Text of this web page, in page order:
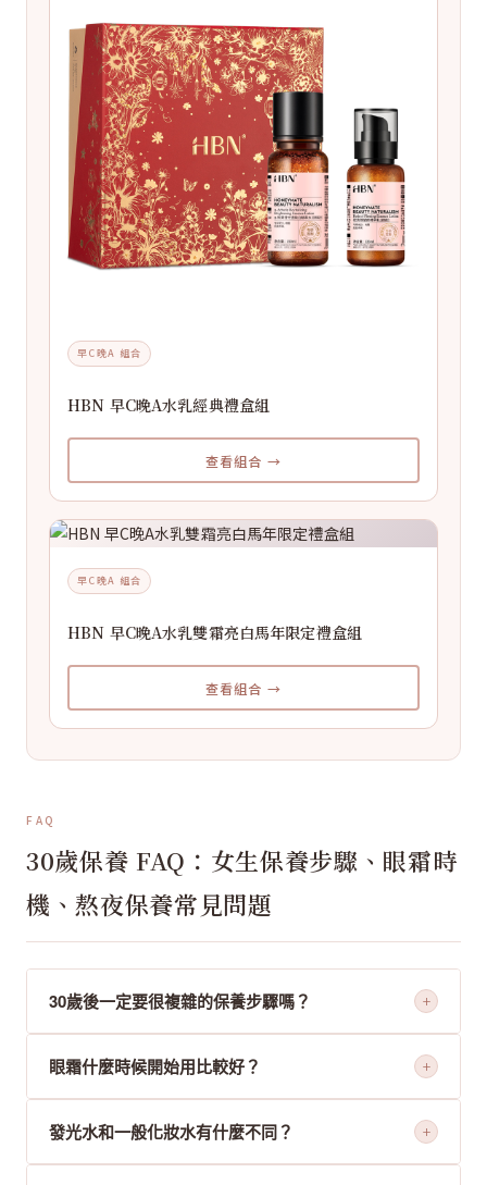
早C晚A 組合
HBN 早C晚A水乳經典禮盒組
查看組合 →
早C晚A 組合
HBN 早C晚A水乳雙霜亮白馬年限定禮盒組
查看組合 →
FAQ
30歲保養 FAQ：女生保養步驟、眼霜時
機、熬夜保養常見問題
30歲後一定要很複雜的保養步驟嗎？ +
——通常就能維持良好的肌膚狀態。保養的關鍵在於「持
續」，而非「步驟多寡」。
眼霜什麼時候開始用比較好？ +
當你開始感覺眼周肌膚較乾燥、想為眼周建立專屬保養習
慣時，就是開始使用的好時機。眼周肌膚最薄也最脆弱，
愈早建立習慣，保養效果愈穩定。
發光水和一般化妝水有什麼不同？ +